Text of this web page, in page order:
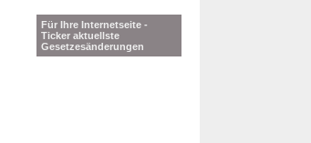
Für Ihre Internetseite -
Ticker aktuellste
Gesetzesänderungen